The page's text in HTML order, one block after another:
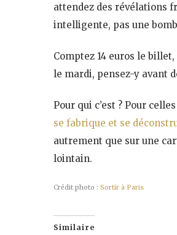
attendez des révélations
intelligente, pas une
Comptez 14 euros le
le mardi, pensez-y avant
Pour qui c’est ? Pour
se fabrique et se
autrement que sur une
lointain.
Crédit photo : Sortir à Paris
Similaire